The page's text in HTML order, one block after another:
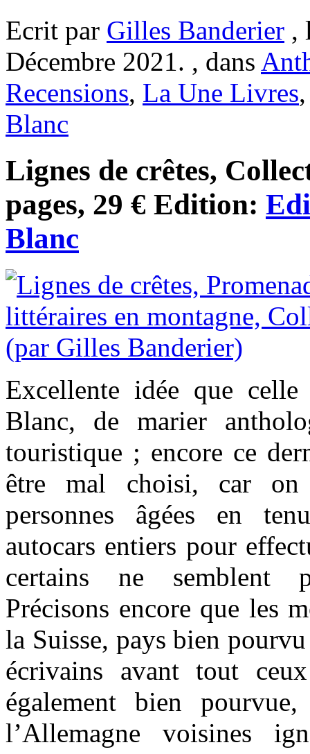
Ecrit par Gilles Banderier ,
Décembre 2021. , dans
Recensions, La Une Livres
Blanc
Lignes de crêtes,
pages, 29 € Edition:
Blanc
Excellente idée que
Blanc, de marier
touristique ; encore ce
être mal choisi, car on
personnes âgées en
autocars entiers pour
certains ne semblent
Précisons encore que les
la Suisse, pays bien
écrivains avant tout
également bien
l’Allemagne voisines